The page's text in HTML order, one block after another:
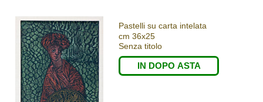
Pastelli su carta intelata
cm 36x25
Senza titolo
IN DOPO ASTA